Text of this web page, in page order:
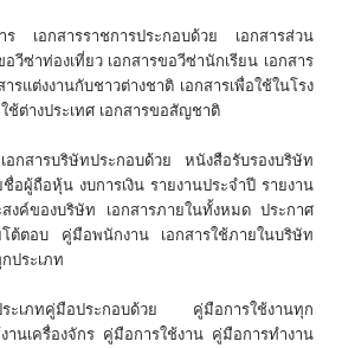
าร เอกสารราชการประกอบด้วย เอกสารส่วน
วีซ่าท่องเที่ยว เอกสารขอวีซ่านักเรียน เอกสาร
รแต่งงานกับชาวต่างชาติ เอกสารเพื่อใช้ในโรง
ช้ต่างประเทศ เอกสารขอสัญชาติ
อกสารบริษัทประกอบด้วย หนังสือรับรองบริษัท
ผู้ถือหุ้น งบการเงิน รายงานประจำปี รายงาน
งค์ของบริษัท เอกสารภายในทั้งหมด ประกาศ
ต้ตอบ คู่มือพนักงาน เอกสารใช้ภายในบริษัท
ประเภท
ระเภทคู่มือประกอบด้วย คู่มือการใช้งานทุก
านเครื่องจักร คู่มือการใช้งาน คู่มือการทำงาน